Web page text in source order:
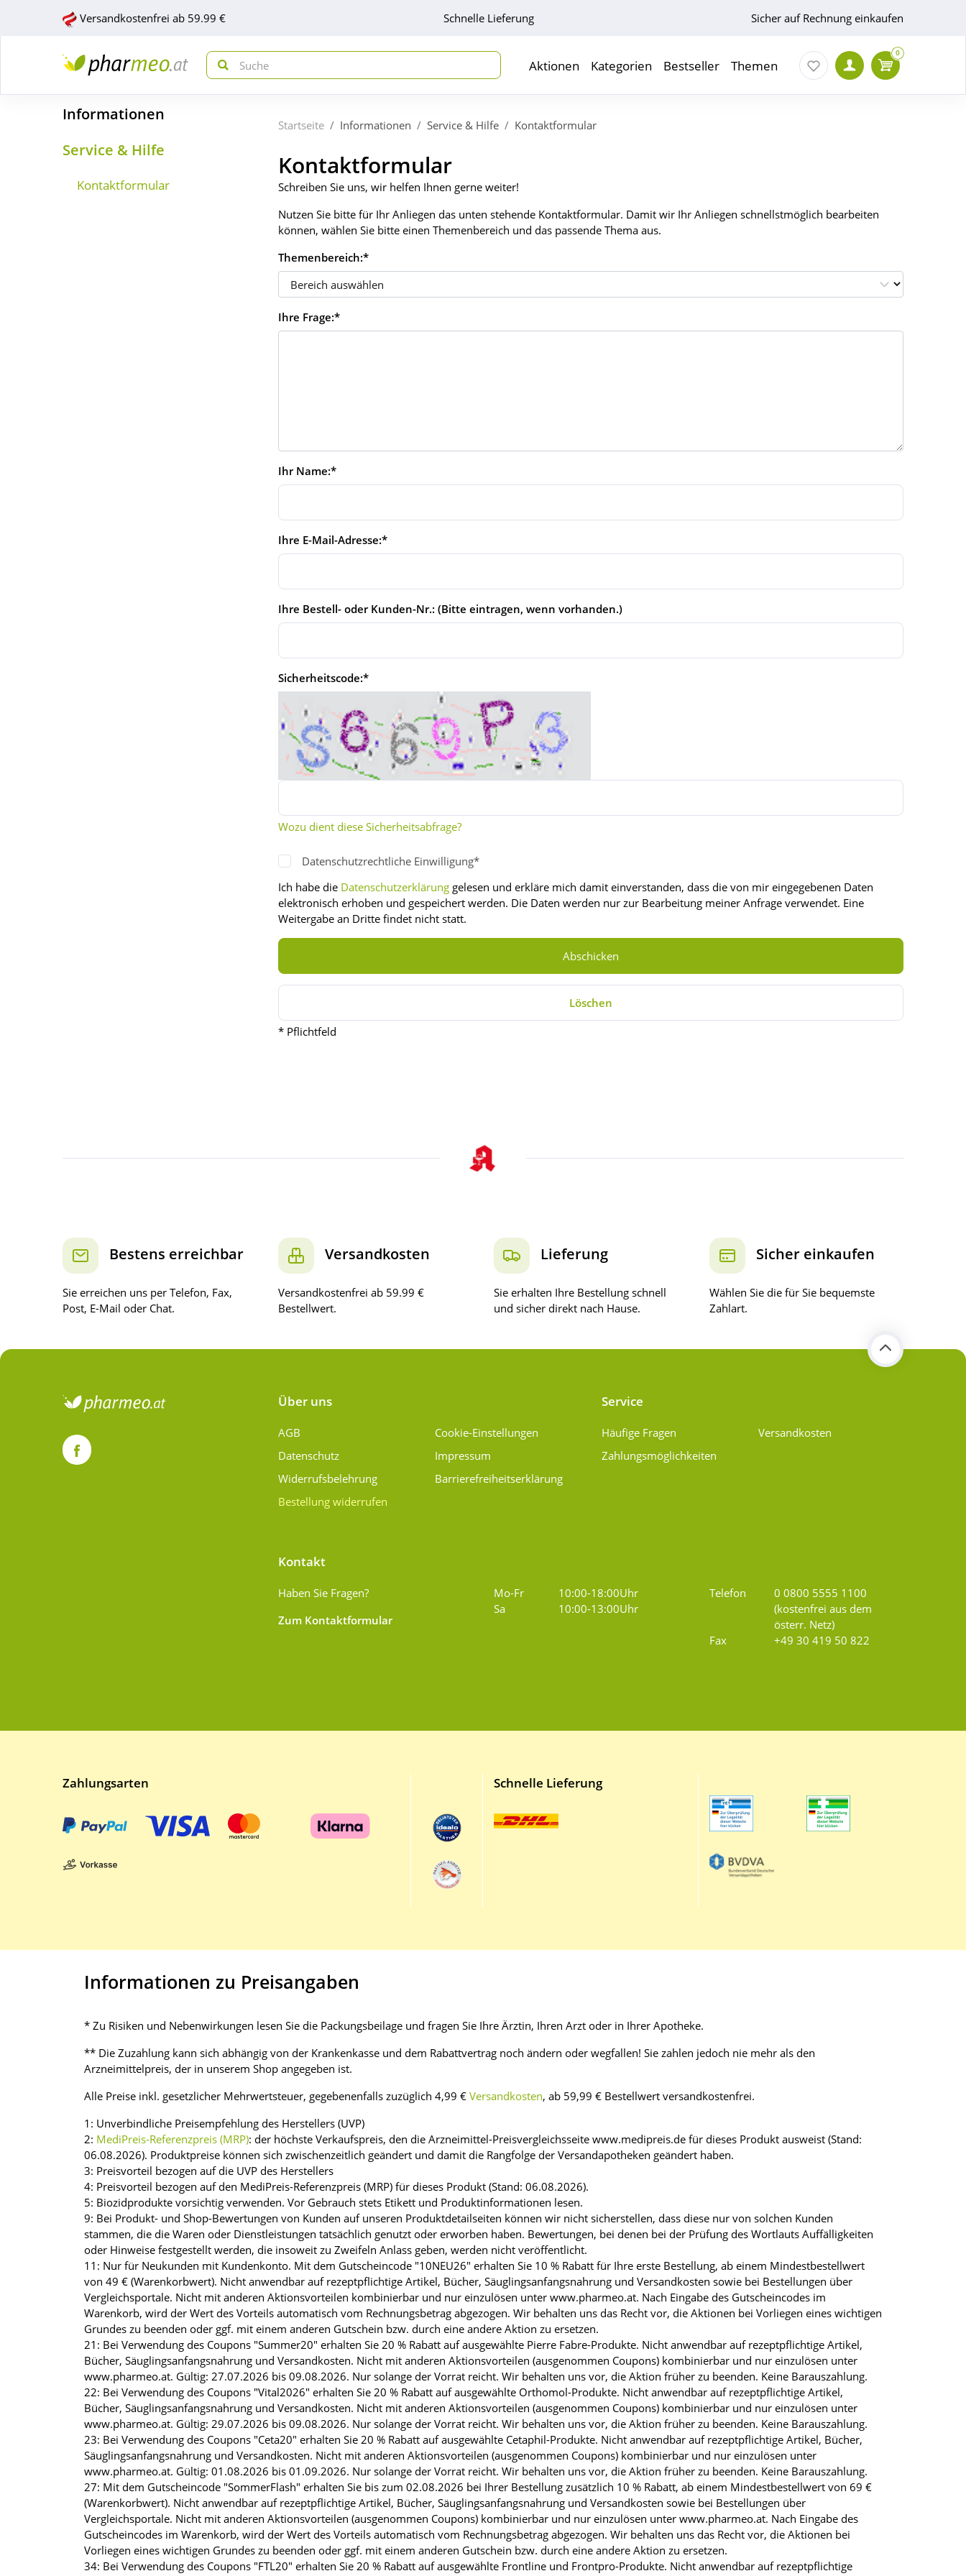
Versandkostenfrei ab 59.99 € Schnelle Lieferung Sicher auf Rechnung einkaufen
Aktionen Kategorien Bestseller Themen
0
Informationen
Service & Hilfe
Kontaktformular
Startseite Informationen Service & Hilfe Kontaktformular
Kontaktformular
Schreiben Sie uns, wir helfen Ihnen gerne weiter!
Nutzen Sie bitte für Ihr Anliegen das unten stehende Kontaktformular. Damit wir Ihr Anliegen schnellstmöglich bearbeiten
können, wählen Sie bitte einen Themenbereich und das passende Thema aus.
Themenbereich:*
Ihre Frage:*
Ihr Name:*
Ihre E-Mail-Adresse:*
Ihre Bestell- oder Kunden-Nr.: (Bitte eintragen, wenn vorhanden.)
Sicherheitscode:*
Wozu dient diese Sicherheitsabfrage?
Datenschutzrechtliche Einwilligung*
Ich habe die Datenschutzerklärung gelesen und erkläre mich damit einverstanden, dass die von mir eingegebenen Daten
elektronisch erhoben und gespeichert werden. Die Daten werden nur zur Bearbeitung meiner Anfrage verwendet. Eine
Weitergabe an Dritte findet nicht statt.
Abschicken
Löschen
* Pflichtfeld
Bestens erreichbar
Sie erreichen uns per Telefon, Fax,
Post, E-Mail oder Chat.
Versandkosten
Versandkostenfrei ab 59.99 €
Bestellwert.
Lieferung
Sie erhalten Ihre Bestellung schnell
und sicher direkt nach Hause.
Sicher einkaufen
Wählen Sie die für Sie bequemste
Zahlart.
Über uns
AGB
Datenschutz
Widerrufsbelehrung
Bestellung widerrufen
Cookie-Einstellungen
Impressum
Barrierefreiheitserklärung
Service
Häufige Fragen
Zahlungsmöglichkeiten
Versandkosten
Kontakt
Haben Sie Fragen?
Zum Kontaktformular
Mo-Fr
10:00-18:00Uhr
Sa
10:00-13:00Uhr
Telefon
0 0800 5555 1100
(kostenfrei aus dem
österr. Netz)
Fax
+49 30 419 50 822
Zahlungsarten Schnelle Lieferung
Informationen zu Preisangaben
* Zu Risiken und Nebenwirkungen lesen Sie die Packungsbeilage und fragen Sie Ihre Ärztin, Ihren Arzt oder in Ihrer Apotheke.
** Die Zuzahlung kann sich abhängig von der Krankenkasse und dem Rabattvertrag noch ändern oder wegfallen! Sie zahlen jedoch nie mehr als den
Arzneimittelpreis, der in unserem Shop angegeben ist.
Alle Preise inkl. gesetzlicher Mehrwertsteuer, gegebenenfalls zuzüglich 4,99 € Versandkosten, ab 59,99 € Bestellwert versandkostenfrei.
1: Unverbindliche Preisempfehlung des Herstellers (UVP)
2: MediPreis-Referenzpreis (MRP): der höchste Verkaufspreis, den die Arzneimittel-Preisvergleichsseite www.medipreis.de für dieses Produkt ausweist (Stand:
06.08.2026). Produktpreise können sich zwischenzeitlich geändert und damit die Rangfolge der Versandapotheken geändert haben.
3: Preisvorteil bezogen auf die UVP des Herstellers
4: Preisvorteil bezogen auf den MediPreis-Referenzpreis (MRP) für dieses Produkt (Stand: 06.08.2026).
5: Biozidprodukte vorsichtig verwenden. Vor Gebrauch stets Etikett und Produktinformationen lesen.
9: Bei Produkt- und Shop-Bewertungen von Kunden auf unseren Produktdetailseiten können wir nicht sicherstellen, dass diese nur von solchen Kunden
stammen, die die Waren oder Dienstleistungen tatsächlich genutzt oder erworben haben. Bewertungen, bei denen bei der Prüfung des Wortlauts Auffälligkeiten
oder Hinweise festgestellt werden, die insoweit zu Zweifeln Anlass geben, werden nicht veröffentlicht.
11: Nur für Neukunden mit Kundenkonto. Mit dem Gutscheincode "10NEU26" erhalten Sie 10 % Rabatt für Ihre erste Bestellung, ab einem Mindestbestellwert
von 49 € (Warenkorbwert). Nicht anwendbar auf rezeptpflichtige Artikel, Bücher, Säuglingsanfangsnahrung und Versandkosten sowie bei Bestellungen über
Vergleichsportale. Nicht mit anderen Aktionsvorteilen kombinierbar und nur einzulösen unter www.pharmeo.at. Nach Eingabe des Gutscheincodes im
Warenkorb, wird der Wert des Vorteils automatisch vom Rechnungsbetrag abgezogen. Wir behalten uns das Recht vor, die Aktionen bei Vorliegen eines wichtigen
Grundes zu beenden oder ggf. mit einem anderen Gutschein bzw. durch eine andere Aktion zu ersetzen.
21: Bei Verwendung des Coupons "Summer20" erhalten Sie 20 % Rabatt auf ausgewählte Pierre Fabre-Produkte. Nicht anwendbar auf rezeptpflichtige Artikel,
Bücher, Säuglingsanfangsnahrung und Versandkosten. Nicht mit anderen Aktionsvorteilen (ausgenommen Coupons) kombinierbar und nur einzulösen unter
www.pharmeo.at. Gültig: 27.07.2026 bis 09.08.2026. Nur solange der Vorrat reicht. Wir behalten uns vor, die Aktion früher zu beenden. Keine Barauszahlung.
22: Bei Verwendung des Coupons "Vital2026" erhalten Sie 20 % Rabatt auf ausgewählte Orthomol-Produkte. Nicht anwendbar auf rezeptpflichtige Artikel,
Bücher, Säuglingsanfangsnahrung und Versandkosten. Nicht mit anderen Aktionsvorteilen (ausgenommen Coupons) kombinierbar und nur einzulösen unter
www.pharmeo.at. Gültig: 29.07.2026 bis 09.08.2026. Nur solange der Vorrat reicht. Wir behalten uns vor, die Aktion früher zu beenden. Keine Barauszahlung.
23: Bei Verwendung des Coupons "Ceta20" erhalten Sie 20 % Rabatt auf ausgewählte Cetaphil-Produkte. Nicht anwendbar auf rezeptpflichtige Artikel, Bücher,
Säuglingsanfangsnahrung und Versandkosten. Nicht mit anderen Aktionsvorteilen (ausgenommen Coupons) kombinierbar und nur einzulösen unter
www.pharmeo.at. Gültig: 01.08.2026 bis 01.09.2026. Nur solange der Vorrat reicht. Wir behalten uns vor, die Aktion früher zu beenden. Keine Barauszahlung.
27: Mit dem Gutscheincode "SommerFlash" erhalten Sie bis zum 02.08.2026 bei Ihrer Bestellung zusätzlich 10 % Rabatt, ab einem Mindestbestellwert von 69 €
(Warenkorbwert). Nicht anwendbar auf rezeptpflichtige Artikel, Bücher, Säuglingsanfangsnahrung und Versandkosten sowie bei Bestellungen über
Vergleichsportale. Nicht mit anderen Aktionsvorteilen (ausgenommen Coupons) kombinierbar und nur einzulösen unter www.pharmeo.at. Nach Eingabe des
Gutscheincodes im Warenkorb, wird der Wert des Vorteils automatisch vom Rechnungsbetrag abgezogen. Wir behalten uns das Recht vor, die Aktionen bei
Vorliegen eines wichtigen Grundes zu beenden oder ggf. mit einem anderen Gutschein bzw. durch eine andere Aktion zu ersetzen.
34: Bei Verwendung des Coupons "FTL20" erhalten Sie 20 % Rabatt auf ausgewählte Frontline und Frontpro-Produkte. Nicht anwendbar auf rezeptpflichtige